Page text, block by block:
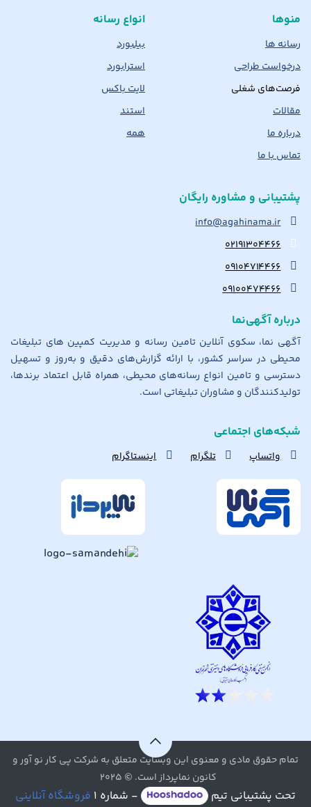
منوها
رسانه ها
درخواست طراحی
فرصت‌های شغلی
مقالات
درباره ما
تماس با ما
انواع رسانه
بیلبورد
استرابورد
لایت باکس
استند
همه
پشتیبانی و مشاوره رایگان
info@agahinama.ir
۰۲۱۹۱۳۰۴۴۶۶
۰۹۱۰۴۷۱۴۴۶۶
۰۹۱۰۰۴۷۴۴۶۶
درباره آگهی‌نما
آگهی نما، سکوی آنلاین تامین رسانه و مدیریت کمپین های تبلیغات
محیطی در سراسر کشور، با ارائه گزارش‌های دقیق و به‌روز و تسهیل
دسترسی و تامین انواع رسانه‌های محیطی، همراه قابل اعتماد برندها،
تولیدکنندگان و مشاوران تبلیغاتی است.
شبکه‌های اجتماعی
واتساپ تلگرام اینستاگرام
تمام حقوق مادی و معنوی این وبسایت متعلق به شرکت پی کار نو آور و
کانون نماپرداز است. © ۲۰۲۵
تحت پشتیبانی تیم - شماره ۱ فروشگاه آنلاینی